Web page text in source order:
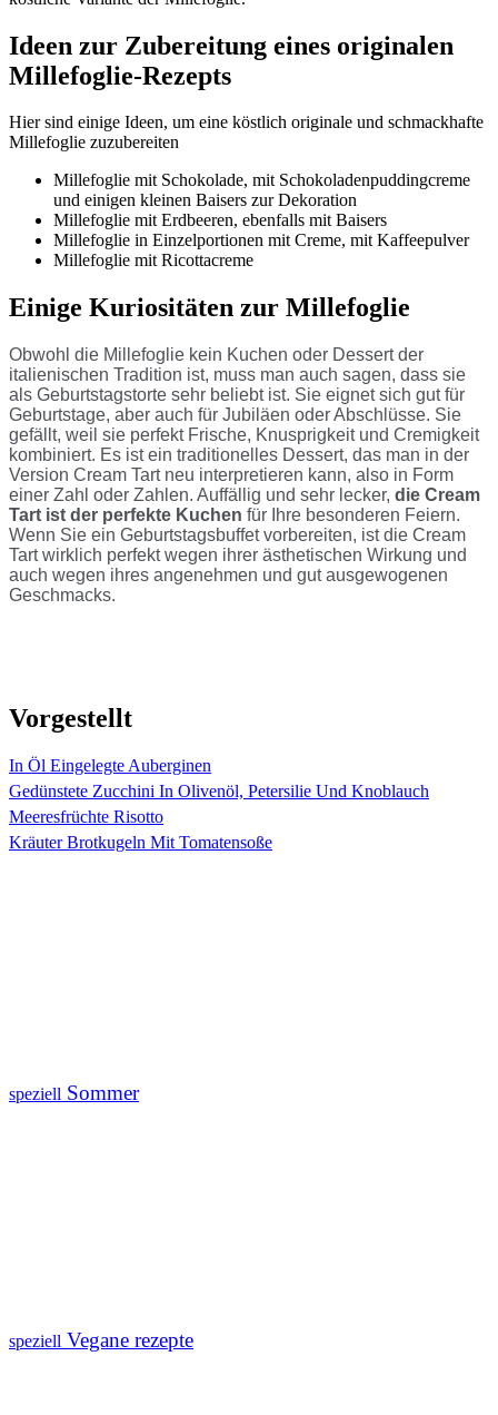
Ideen zur Zubereitung eines originalen
Millefoglie-Rezepts
Hier sind einige Ideen, um eine köstlich originale und schmackhafte
Millefoglie zuzubereiten
Millefoglie mit Schokolade, mit Schokoladenpuddingcreme
und einigen kleinen Baisers zur Dekoration
Millefoglie mit Erdbeeren, ebenfalls mit Baisers
Millefoglie in Einzelportionen mit Creme, mit Kaffeepulver
Millefoglie mit Ricottacreme
Einige Kuriositäten zur Millefoglie
Obwohl die Millefoglie kein Kuchen oder Dessert der
italienischen Tradition ist, muss man auch sagen, dass sie
als Geburtstagstorte sehr beliebt ist. Sie eignet sich gut für
Geburtstage, aber auch für Jubiläen oder Abschlüsse. Sie
gefällt, weil sie perfekt Frische, Knusprigkeit und Cremigkeit
kombiniert. Es ist ein traditionelles Dessert, das man in der
Version Cream Tart neu interpretieren kann, also in Form
einer Zahl oder Zahlen. Auffällig und sehr lecker, die Cream
Tart ist der perfekte Kuchen für Ihre besonderen Feiern.
Wenn Sie ein Geburtstagsbuffet vorbereiten, ist die Cream
Tart wirklich perfekt wegen ihrer ästhetischen Wirkung und
auch wegen ihres angenehmen und gut ausgewogenen
Geschmacks.
Vorgestellt
In Öl Eingelegte Auberginen
Gedünstete Zucchini In Olivenöl, Petersilie Und Knoblauch
Meeresfrüchte Risotto
Kräuter Brotkugeln Mit Tomatensoße
speziell Sommer
speziell Vegane rezepte